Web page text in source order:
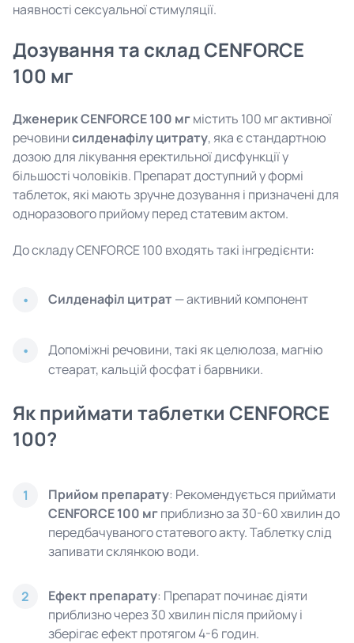
наявності сексуальної стимуляції.
Дозування та склад CENFORCE
100 мг
Дженерик CENFORCE 100 мгмістить 100 мг активної
речовинисилденафілу цитрату, яка є стандартною
дозою для лікування еректильної дисфункції у
більшості чоловіків. Препарат доступний у формі
таблеток, які мають зручне дозування і призначені для
одноразового прийому перед статевим актом.
До складу CENFORCE 100 входять такі інгредієнти:
Силденафіл цитрат — активний компонент
Допоміжні речовини, такі як целюлоза, магнію
стеарат, кальцій фосфат і барвники.
Як приймати таблетки CENFORCE
100?
1 Прийом препарату: Рекомендується приймати
CENFORCE 100 мгприблизно за 30-60 хвилин до
передбачуваного статевого акту. Таблетку слід
запивати склянкою води.
2 Ефект препарату: Препарат починає діяти
приблизно через 30 хвилин після прийому і
зберігає ефект протягом 4-6 годин.